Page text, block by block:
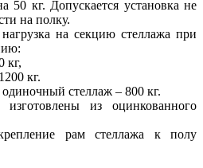
50 кг. Допускается установка не
на полку.
на секцию стеллажа при
кг,
кг.
стеллаж – 800 кг.
из оцинкованного
рам стеллажа к полу